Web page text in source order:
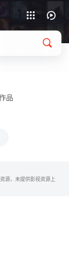
品
源，未提供影视资源上